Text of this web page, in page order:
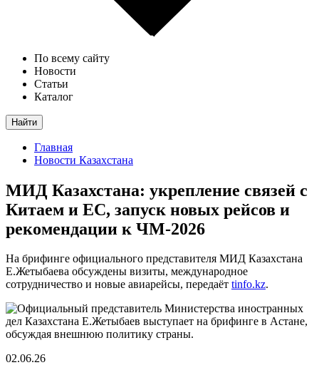
По всему сайту
Новости
Статьи
Каталог
Найти
Главная
Новости Казахстана
МИД Казахстана: укрепление связей с
Китаем и ЕС, запуск новых рейсов и
рекомендации к ЧМ-2026
На брифинге официального представителя МИД Казахстана
Е.Жетыбаева обсуждены визиты, международное
сотрудничество и новые авиарейсы, передаёт tinfo.kz.
02.06.26